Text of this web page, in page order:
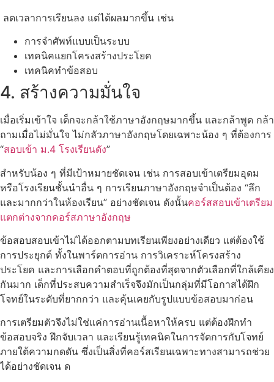
ลดเวลาการเรียนลง แต่ได้ผลมากขึ้น เช่น
การจำศัพท์แบบเป็นระบบ
เทคนิคแยกโครงสร้างประโยค
เทคนิคทำข้อสอบ
4. สร้างความมั่นใจ
เมื่อเริ่มเข้าใจ เด็กจะกล้าใช้ภาษาอังกฤษมากขึ้น และกล้าพูด กล้า
ถามเมื่อไม่มั่นใจ ไม่กลัวภาษาอังกฤษโดยเฉพาะน้อง ๆ ที่ต้องการ
“สอบเข้า ม.4 โรงเรียนดัง”
สำหรับน้อง ๆ ที่มีเป้าหมายชัดเจน เช่น การสอบเข้าเตรียมอุดม
หรือโรงเรียนชั้นนำอื่น ๆ การเรียนภาษาอังกฤษจำเป็นต้อง “ลึก
และมากกว่าในห้องเรียน” อย่างชัดเจน ดังนั้นคอร์สสอบเข้าเตรียม
แตกต่างจากคอร์สภาษาอังกฤษ
ข้อสอบสอบเข้าไม่ได้ออกตามบทเรียนเพียงอย่างเดียว แต่ต้องใช้
การประยุกต์ ทั้งในพาร์ตการอ่าน การวิเคราะห์โครงสร้าง
ประโยค และการเลือกคำตอบที่ถูกต้องที่สุดจากตัวเลือกที่ใกล้เคียง
กันมาก เด็กที่ประสบความสำเร็จจึงมักเป็นกลุ่มที่มีโอกาสได้ฝึก
โจทย์ในระดับที่ยากกว่า และคุ้นเคยกับรูปแบบข้อสอบมาก่อน
การเตรียมตัวจึงไม่ใช่แค่การอ่านเนื้อหาให้ครบ แต่ต้องฝึกทำ
ข้อสอบจริง ฝึกจับเวลา และเรียนรู้เทคนิคในการจัดการกับโจทย์
ภายใต้ความกดดัน ซึ่งเป็นสิ่งที่คอร์สเรียนเฉพาะทางสามารถช่วย
ได้อย่างชัดเจน ด